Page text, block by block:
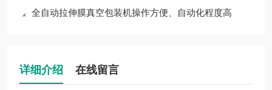
全自动拉伸膜真空包装机操作方便、自动化程度高
详细介绍 在线留言